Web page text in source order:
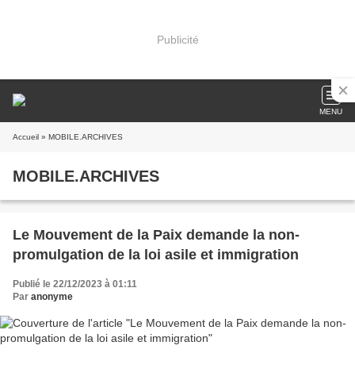
Publicité
MENU
Accueil » MOBILE.ARCHIVES
MOBILE.ARCHIVES
Le Mouvement de la Paix demande la non-
promulgation de la loi asile et immigration
Publié le 22/12/2023 à 01:11
Par anonyme